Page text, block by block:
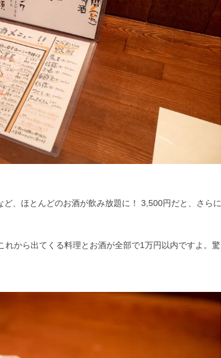
、ほとんどのお酒が飲み放題に！ 3,500円だと、さらに
から出てくる料理とお酒が全部で1万円以内ですよ。驚